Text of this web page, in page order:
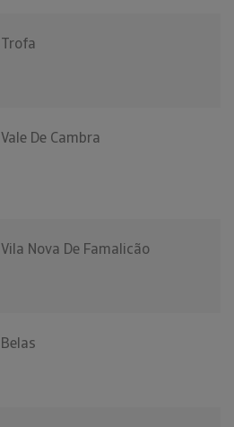
Trofa
Vale De Cambra
Vila Nova De Famalicão
Belas